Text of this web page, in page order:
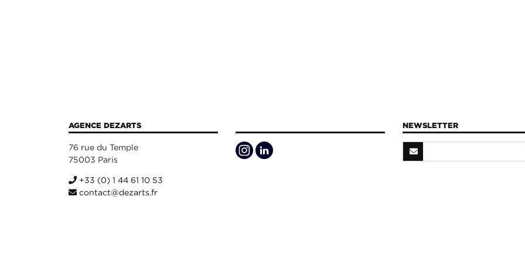
AGENCE DEZARTS
76 rue du Temple
75003 Paris
+33 (0) 1 44 61 10 53
contact@dezarts.fr
NEWSLETTER